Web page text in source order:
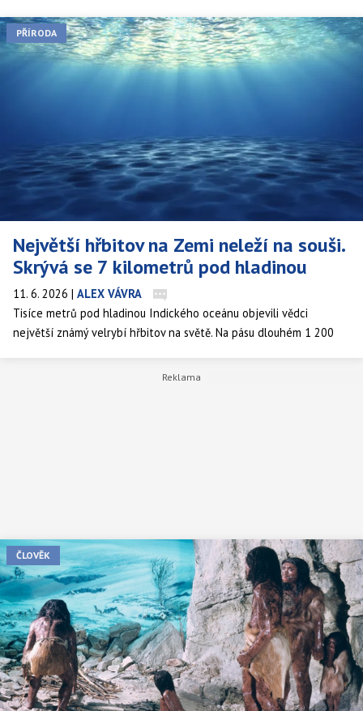
odpočinku zároveň přitahuje rozmanitý život.
PŘÍRODA
Největší hřbitov na Zemi neleží na souši.
Skrývá se 7 kilometrů pod hladinou
11. 6. 2026 | ALEX VÁVRA
Tisíce metrů pod hladinou Indického oceánu objevili vědci
největší známý velrybí hřbitov na světě. Na pásu dlouhém 1 200
vytvářely unikátní hlubokomořský ekosystém plný dosud
ČLOVĚK